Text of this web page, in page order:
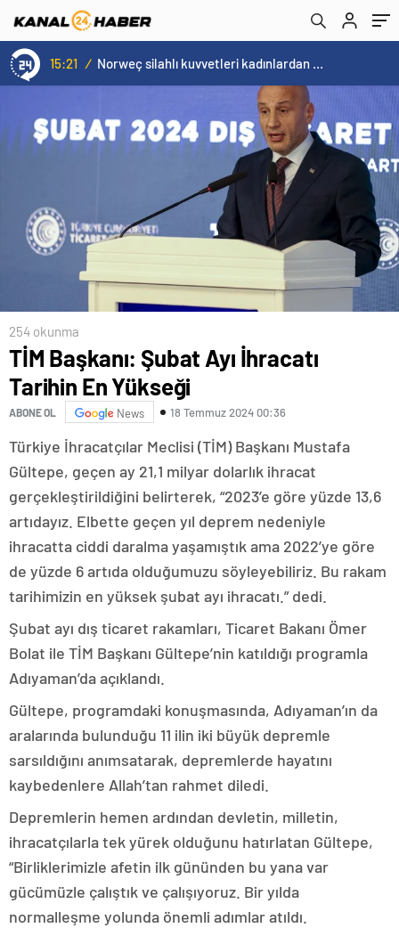
15:21 / Norweç silahlı kuvvetleri kadınlardan oluşan özel kuvvetler eğitimlerini başlattı.
254 okunma
TİM Başkanı: Şubat Ayı İhracatı
Tarihin En Yükseği
ABONE OL News 18 Temmuz 2024 00:36
Türkiye İhracatçılar Meclisi (TİM) Başkanı Mustafa
Gültepe, geçen ay 21,1 milyar dolarlık ihracat
gerçekleştirildiğini belirterek, “2023’e göre yüzde 13,6
artıdayız. Elbette geçen yıl deprem nedeniyle
ihracatta ciddi daralma yaşamıştık ama 2022’ye göre
de yüzde 6 artıda olduğumuzu söyleyebiliriz. Bu rakam
tarihimizin en yüksek şubat ayı ihracatı.” dedi.
Şubat ayı dış ticaret rakamları, Ticaret Bakanı Ömer
Bolat ile TİM Başkanı Gültepe’nin katıldığı programla
Adıyaman’da açıklandı.
Gültepe, programdaki konuşmasında, Adıyaman’ın da
aralarında bulunduğu 11 ilin iki büyük depremle
sarsıldığını anımsatarak, depremlerde hayatını
kaybedenlere Allah’tan rahmet diledi.
Depremlerin hemen ardından devletin, milletin,
ihracatçılarla tek yürek olduğunu hatırlatan Gültepe,
“Birliklerimizle afetin ilk gününden bu yana var
gücümüzle çalıştık ve çalışıyoruz. Bir yılda
normalleşme yolunda önemli adımlar atıldı.
gülüyor